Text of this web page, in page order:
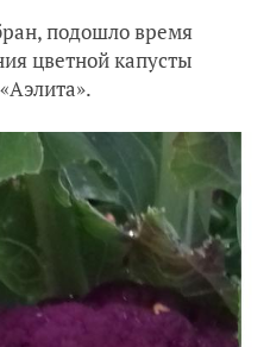
подошло время
цветной капусты